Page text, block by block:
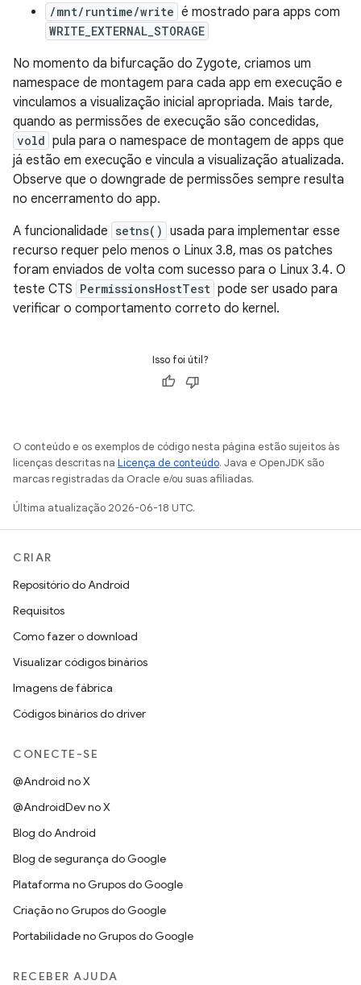
/mnt/runtime/write é mostrado para apps com
WRITE_EXTERNAL_STORAGE
No momento da bifurcação do Zygote, criamos um
namespace de montagem para cada app em execução e
vinculamos a visualização inicial apropriada. Mais tarde,
quando as permissões de execução são concedidas,
vold pula para o namespace de montagem de apps que
já estão em execução e vincula a visualização atualizada.
Observe que o downgrade de permissões sempre resulta
no encerramento do app.
A funcionalidade setns() usada para implementar esse
recurso requer pelo menos o Linux 3.8, mas os patches
foram enviados de volta com sucesso para o Linux 3.4. O
teste CTS PermissionsHostTest pode ser usado para
verificar o comportamento correto do kernel.
Isso foi útil?
O conteúdo e os exemplos de código nesta página estão sujeitos às
licenças descritas na Licença de conteúdo. Java e OpenJDK são
marcas registradas da Oracle e/ou suas afiliadas.
Última atualização 2026-06-18 UTC.
CRIAR
Repositório do Android
Requisitos
Como fazer o download
Visualizar códigos binários
Imagens de fábrica
Códigos binários do driver
CONECTE-SE
@Android no X
@AndroidDev no X
Blog do Android
Blog de segurança do Google
Plataforma no Grupos do Google
Criação no Grupos do Google
Portabilidade no Grupos do Google
RECEBER AJUDA